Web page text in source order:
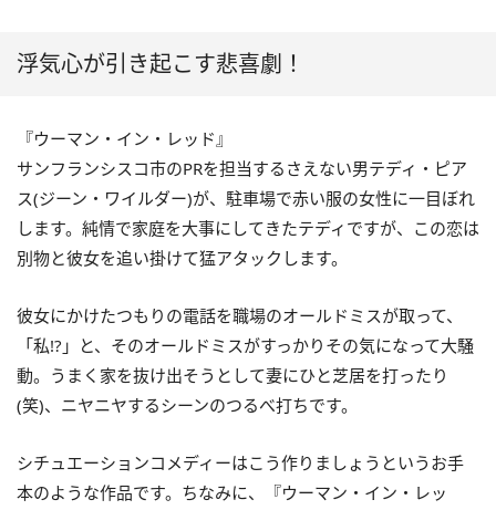
浮気心が引き起こす悲喜劇！
『ウーマン・イン・レッド』
サンフランシスコ市のPRを担当するさえない男テディ・ピア
ス(ジーン・ワイルダー)が、駐車場で赤い服の女性に一目ぼれ
します。純情で家庭を大事にしてきたテディですが、この恋は
別物と彼女を追い掛けて猛アタックします。
彼女にかけたつもりの電話を職場のオールドミスが取って、
「私!?」と、そのオールドミスがすっかりその気になって大騒
動。うまく家を抜け出そうとして妻にひと芝居を打ったり
(笑)、ニヤニヤするシーンのつるべ打ちです。
シチュエーションコメディーはこう作りましょうというお手
本のような作品です。ちなみに、『ウーマン・イン・レッ